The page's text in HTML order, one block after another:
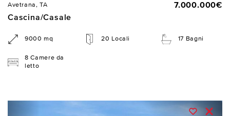
Avetrana, TA
7.000.000€
Cascina/Casale
9000 mq 20 Locali 17 Bagni
8 Camere da
letto